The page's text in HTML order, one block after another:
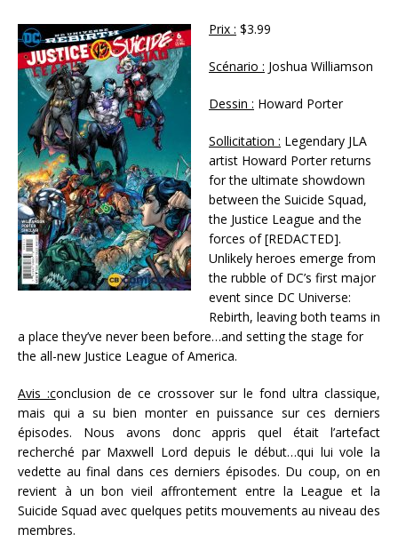
Prix : $3.99
Scénario : Joshua Williamson
Dessin : Howard Porter
Sollicitation : Legendary JLA
artist Howard Porter returns
for the ultimate showdown
between the Suicide Squad,
the Justice League and the
forces of [REDACTED].
Unlikely heroes emerge from
the rubble of DC’s first major
event since DC Universe:
Rebirth, leaving both teams in
a place they’ve never been before…and setting the stage for
the all-new Justice League of America.
Avis :conclusion de ce crossover sur le fond ultra classique,
mais qui a su bien monter en puissance sur ces derniers
épisodes. Nous avons donc appris quel était l’artefact
recherché par Maxwell Lord depuis le début…qui lui vole la
vedette au final dans ces derniers épisodes. Du coup, on en
revient à un bon vieil affrontement entre la League et la
Suicide Squad avec quelques petits mouvements au niveau des
membres.